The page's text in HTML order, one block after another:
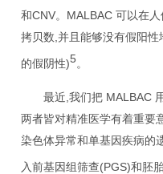
和CNV。 MALBAC 可以在
拷贝数 并且能够没有假阳性
的假阴性)5 。
最近,我们把 MALBAC
两者皆对精准医学有着重要
染色体异常和单基因疾病的
入前基因组筛查(PGS)和胚